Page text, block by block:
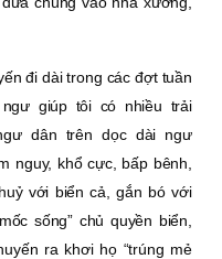
đi dài trong các đợt tuần
giúp tôi có nhiều trải
dân trên dọc dài ngư
nguy, khổ cực, bấp bênh,
với biển cả, gắn bó với
sống” chủ quyền biển,
ra khơi họ “trúng mẻ